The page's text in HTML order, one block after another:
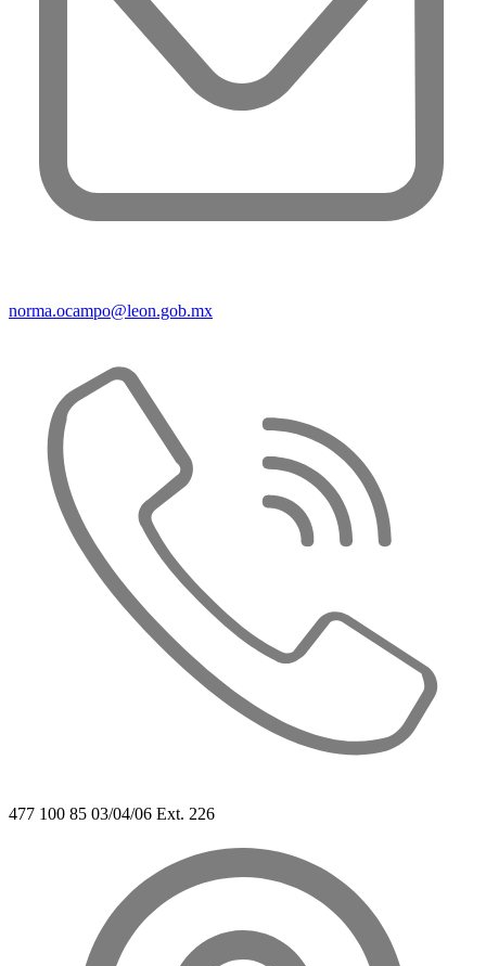
norma.ocampo@leon.gob.mx
477 100 85 03/04/06 Ext. 226